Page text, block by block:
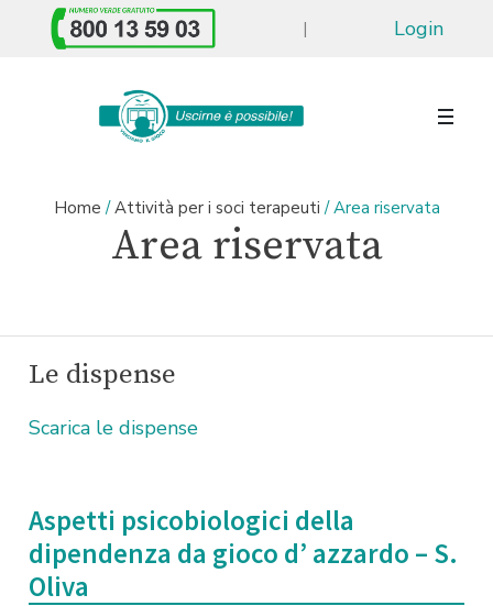
| Login
Home /Attività per i soci terapeuti /Area riservata
Area riservata
Le dispense
Scarica le dispense
Aspetti psicobiologici della
dipendenza da gioco d’ azzardo – S.
Oliva